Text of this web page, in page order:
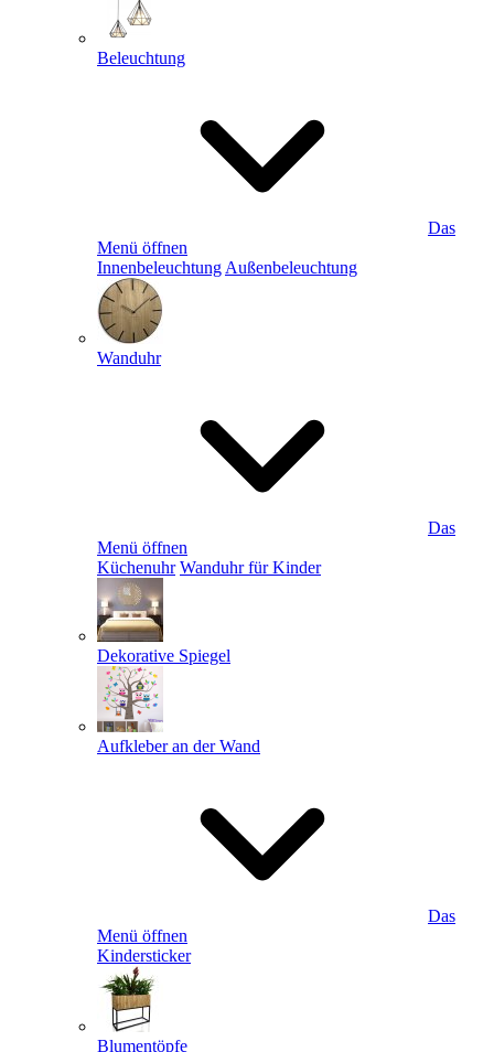
Beleuchtung
Das
Menü öffnen
Innenbeleuchtung Außenbeleuchtung
Wanduhr
Das
Menü öffnen
Küchenuhr Wanduhr für Kinder
Dekorative Spiegel
Aufkleber an der Wand
Das
Menü öffnen
Kindersticker
Blumentöpfe